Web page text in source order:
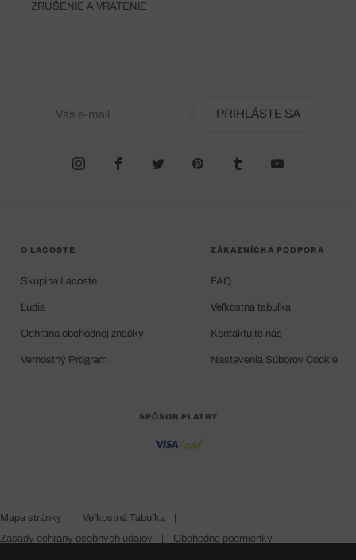
ZRUŠENIE A VRÁTENIE
PRIHLÁSTE SA
O LACOSTE
Skupina Lacoste
Ľudia
Ochrana obchodnej značky
Vernostný Program
ZÁKAZNÍCKA PODPORA
FAQ
Veľkostná tabuľka
Kontaktujte nás
Nastavenia Súborov Cookie
SPÔSOB PLATBY
Mapa stránky | Veľkostná Tabuľka
|
Zásady ochrany osobných údajov
| Obchodné podmienky